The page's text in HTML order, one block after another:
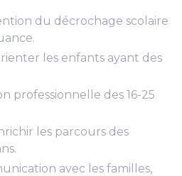
du décrochage scolaire
les enfants ayant des
professionnelle des 16-25
les parcours des
avec les familles,